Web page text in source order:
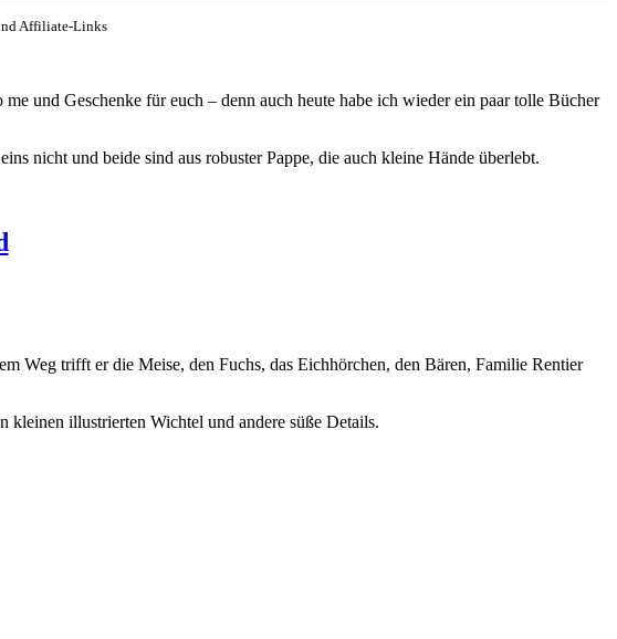
Affiliate-Links
und Geschenke für euch – denn auch heute habe ich wieder ein paar tolle Bücher
nicht und beide sind aus robuster Pappe, die auch kleine Hände überlebt.
Weg trifft er die Meise, den Fuchs, das Eichhörchen, den Bären, Familie Rentier
kleinen illustrierten Wichtel und andere süße Details.